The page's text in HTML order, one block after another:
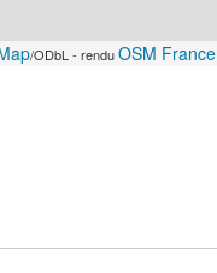
/ODbL - renduOSM France